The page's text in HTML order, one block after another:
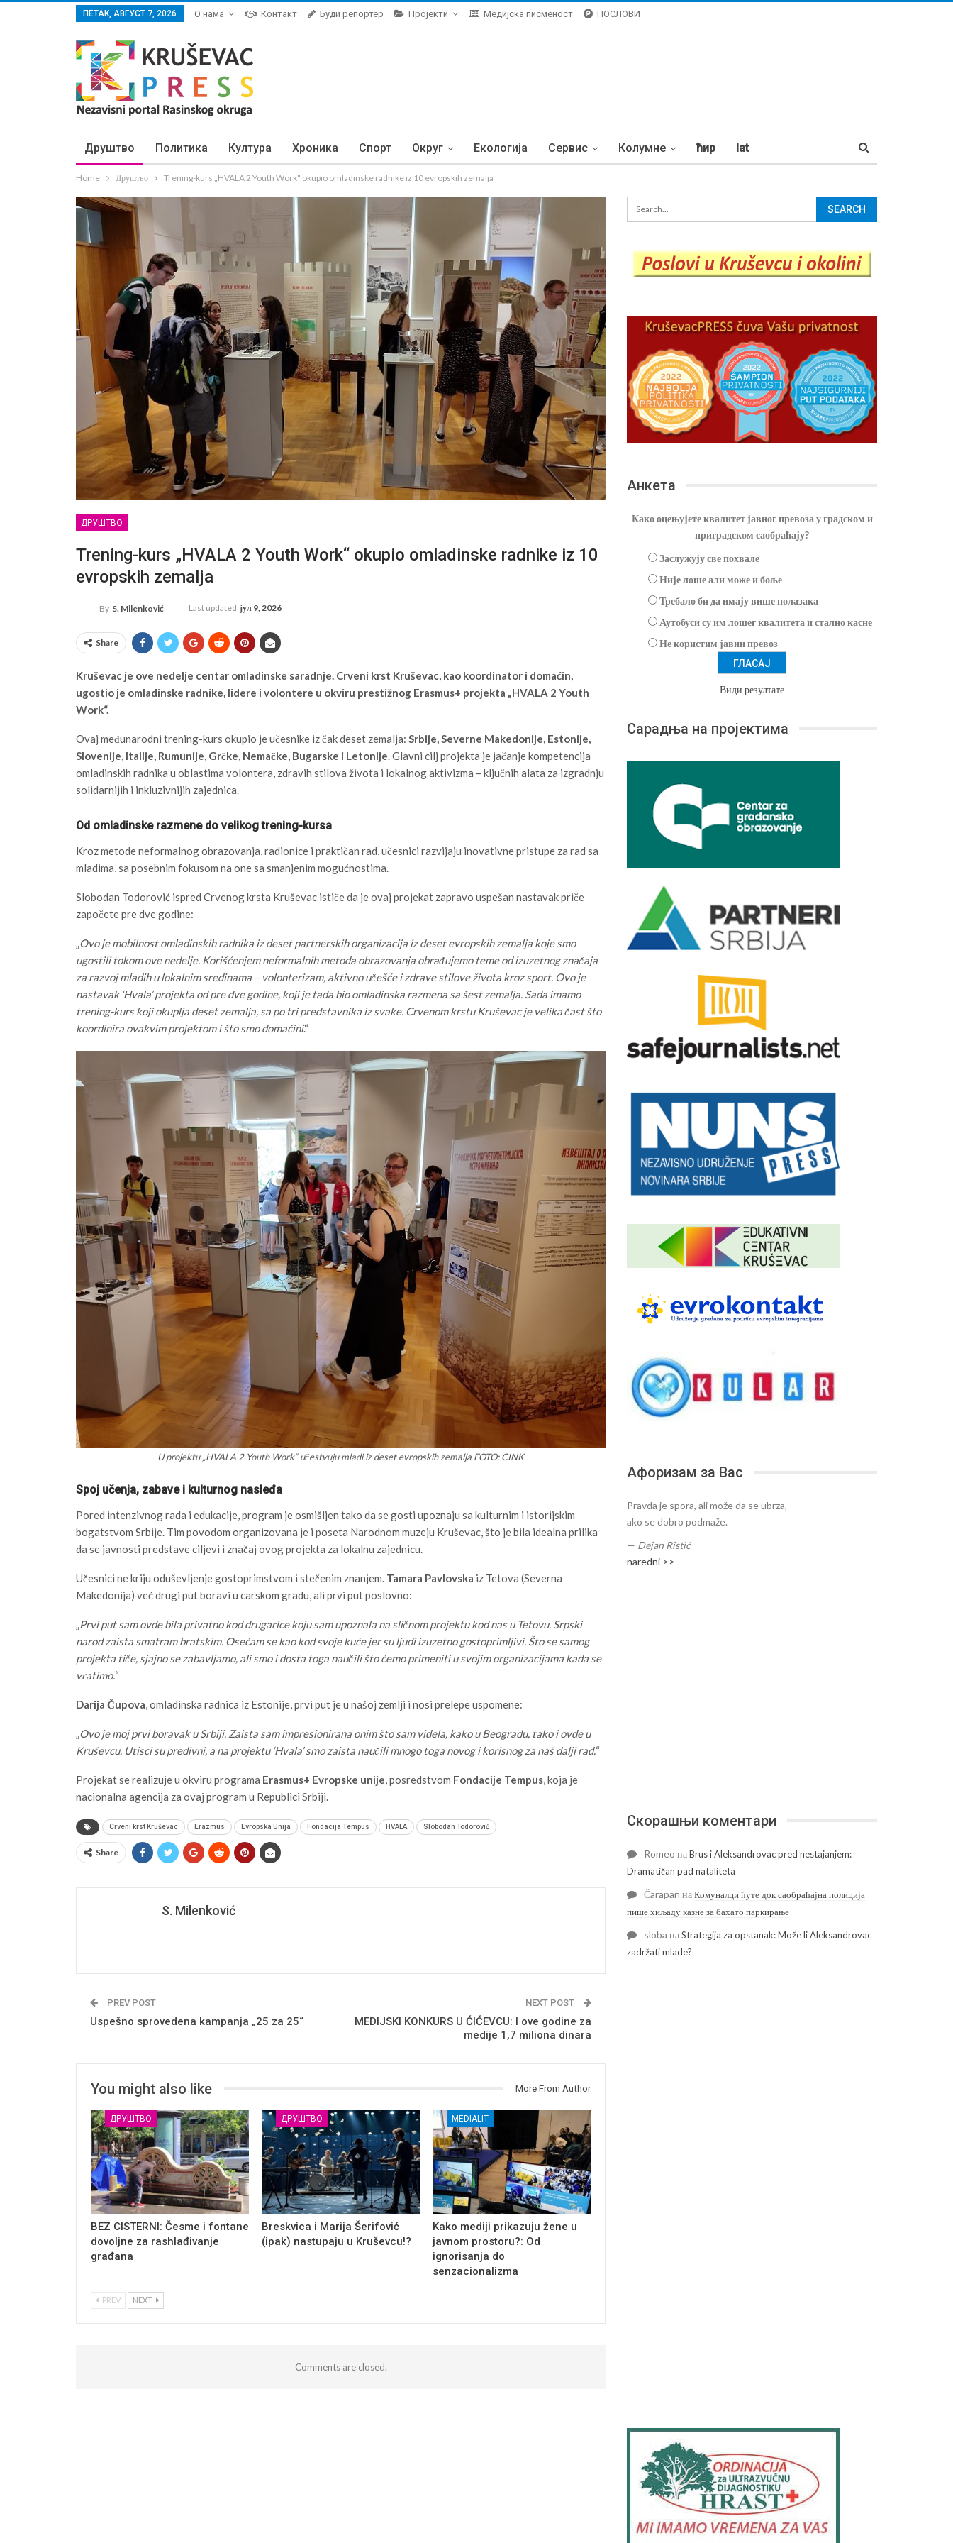
ПЕТАК, АВГУСТ 7, 2026 О нама Контакт Буди репортер Пројекти Медијска писменост ПОСЛОВИ
Друштво Политика Култура Хроника Спорт Округ Екологија Сервис Колумне ћир lat
Home Друштво Trening-kurs „HVALA 2 Youth Work“ okupio omladinske radnike iz 10 evropskih zemalja
ДРУШТВО
Trening-kurs „HVALA 2 Youth Work“ okupio omladinske radnike iz 10
evropskih zemalja
By S. Milenković Last updated јул 9, 2026
Share
Kruševac je ove nedelje centar omladinske saradnje. Crveni krst Kruševac, kao koordinator i domaćin,
ugostio je omladinske radnike, lidere i volontere u okviru prestižnog Erasmus+ projekta „HVALA 2 Youth
Work“.
Ovaj međunarodni trening-kurs okupio je učesnike iz čak deset zemalja: Srbije, Severne Makedonije, Estonije,
Slovenije, Italije, Rumunije, Grčke, Nemačke, Bugarske i Letonije. Glavni cilj projekta je jačanje kompetencija
omladinskih radnika u oblastima volontera, zdravih stilova života i lokalnog aktivizma – ključnih alata za izgradnju
solidarnijih i inkluzivnijih zajednica.
Od omladinske razmene do velikog trening-kursa
Kroz metode neformalnog obrazovanja, radionice i praktičan rad, učesnici razvijaju inovativne pristupe za rad sa
mladima, sa posebnim fokusom na one sa smanjenim mogućnostima.
Slobodan Todorović ispred Crvenog krsta Kruševac ističe da je ovaj projekat zapravo uspešan nastavak priče
započete pre dve godine:
„Ovo je mobilnost omladinskih radnika iz deset partnerskih organizacija iz deset evropskih zemalja koje smo
ugostili tokom ove nedelje. Korišćenjem neformalnih metoda obrazovanja obrađujemo teme od izuzetnog značaja
za razvoj mladih u lokalnim sredinama – volonterizam, aktivno učešće i zdrave stilove života kroz sport. Ovo je
nastavak ‘Hvala’ projekta od pre dve godine, koji je tada bio omladinska razmena sa šest zemalja. Sada imamo
trening-kurs koji okuplja deset zemalja, sa po tri predstavnika iz svake. Crvenom krstu Kruševac je velika čast što
koordinira ovakvim projektom i što smo domaćini.“
U projektu „HVALA 2 Youth Work“ učestvuju mladi iz deset evropskih zemalja FOTO: CINK
Spoj učenja, zabave i kulturnog nasleđa
Pored intenzivnog rada i edukacije, program je osmišljen tako da se gosti upoznaju sa kulturnim i istorijskim
bogatstvom Srbije. Tim povodom organizovana je i poseta Narodnom muzeju Kruševac, što je bila idealna prilika
da se javnosti predstave ciljevi i značaj ovog projekta za lokalnu zajednicu.
Učesnici ne kriju oduševljenje gostoprimstvom i stečenim znanjem. Tamara Pavlovska iz Tetova (Severna
Makedonija) već drugi put boravi u carskom gradu, ali prvi put poslovno:
„Prvi put sam ovde bila privatno kod drugarice koju sam upoznala na sličnom projektu kod nas u Tetovu. Srpski
narod zaista smatram bratskim. Osećam se kao kod svoje kuće jer su ljudi izuzetno gostoprimljivi. Što se samog
projekta tiče, sjajno se zabavljamo, ali smo i dosta toga naučili što ćemo primeniti u svojim organizacijama kada se
vratimo.“
Darija Čupova, omladinska radnica iz Estonije, prvi put je u našoj zemlji i nosi prelepe uspomene:
„Ovo je moj prvi boravak u Srbiji. Zaista sam impresionirana onim što sam videla, kako u Beogradu, tako i ovde u
Kruševcu. Utisci su predivni, a na projektu ‘Hvala’ smo zaista naučili mnogo toga novog i korisnog za naš dalji rad.“
Projekat se realizuje u okviru programa Erasmus+ Evropske unije, posredstvom Fondacije Tempus, koja je
nacionalna agencija za ovaj program u Republici Srbiji.
Crveni krst Kruševac Erazmus Evropska Unija Fondacija Tempus HVALA Slobodan Todorović
Share
S. Milenković
PREV POST
Uspešno sprovedena kampanja „25 za 25“
NEXT POST
MEDIJSKI KONKURS U ĆIĆEVCU: I ove godine za
medije 1,7 miliona dinara
You might also like More From Author
ДРУШТВО
BEZ CISTERNI: Česme i fontane
dovoljne za rashlađivanje
građana
ДРУШТВО
Breskvica i Marija Šerifović
(ipak) nastupaju u Kruševcu!?
MEDIALIT
Kako mediji prikazuju žene u
javnom prostoru?: Od
ignorisanja do
senzacionalizma
PREV NEXT
Comments are closed.
Анкета
Како оцењујете квалитет јавног превоза у градском и
приградском саобраћају?
Заслужују све похвале
Није лоше али може и боље
Требало би да имају више полазака
Аутобуси су им лошег квалитета и стално касне
Не користим јавни превоз
Види резултате
Сарадња на пројектима
Афоризам за Вас
Pravda je spora, ali može da se ubrza,
ako se dobro podmaže.
— Dejan Ristić
naredni >>
Скорашњи коментари
Romeo наBrus i Aleksandrovac pred nestajanjem:
Dramatičan pad nataliteta
Čarapan наКомуналци ћуте док саобраћајна полиција
пише хиљаду казне за бахато паркирање
sloba наStrategija za opstanak: Može li Aleksandrovac
zadržati mlade?